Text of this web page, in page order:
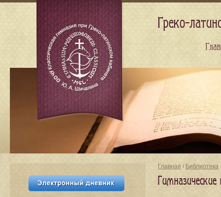
Главная / Библиотека
Гимназические
Греко-